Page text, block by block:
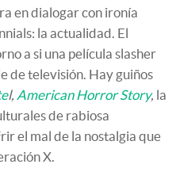
en dialogar con ironía
la actualidad. El
a si una película slasher
de televisión. Hay guiños
l, American Horror Story, la
de rabiosa
el mal de la nostalgia que
X.